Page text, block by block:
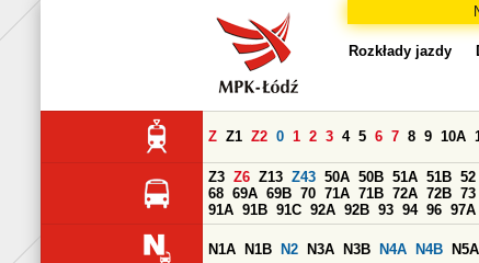
Rozkłady jazdy
Z Z1 Z2 0 1 2 3 4 5 6 7 8 9 10A
Z3 Z6 Z13 Z43 50A 50B 51A 51B 52
68 69A 69B 70 71A 71B 72A 72B 73
91A 91B 91C 92A 92B 93 94 96 97A
N1A N1B N2 N3A N3B N4A N4B N5A